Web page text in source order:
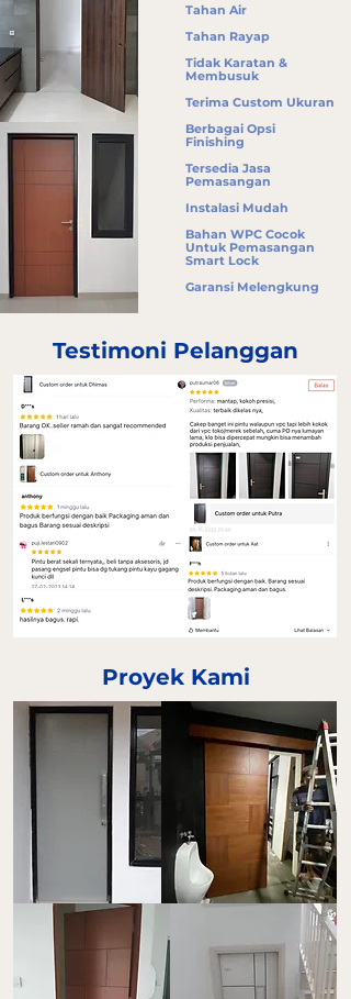
Tahan Air
Tahan Rayap
Tidak Karatan &
Membusuk
Terima Custom Ukuran
Berbagai Opsi
Finishing
Tersedia Jasa
Pemasangan
Instalasi Mudah
Bahan WPC Cocok
Untuk Pemasangan
Smart Lock
Garansi Melengkung
Testimoni Pelanggan
Proyek Kami